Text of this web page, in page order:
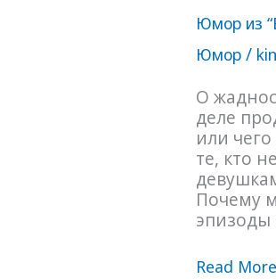
Юмор из
Юмор /
О
деле
или
те, кто
Почему
из
“Все
ненавидят
(2005)
Read